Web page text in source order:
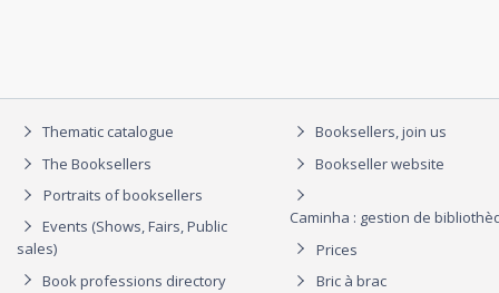
Thematic catalogue
The Booksellers
Portraits of booksellers
Events (Shows, Fairs, Public
sales)
Book professions directory
Booksellers, join us
Bookseller website
Caminha : gestion de
Prices
Bric à brac